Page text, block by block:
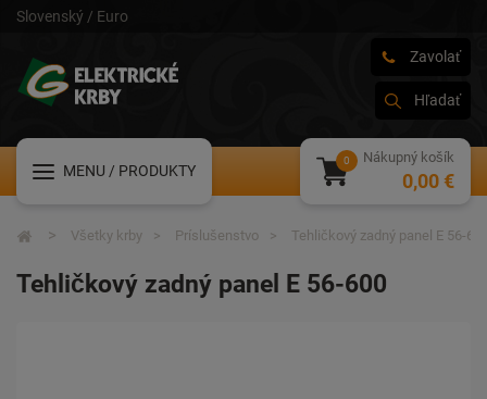
Slovenský / Euro
Zavolať
Hľadať
MENU / PRODUKTY
Nákupný košík
0,00 €
Tehličkový zadný panel E 56-600
Všetky krby Príslušenstvo Tehličkový zadný panel E 56-